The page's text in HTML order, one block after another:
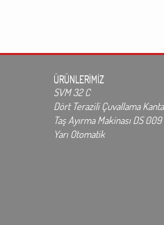
ÜRÜNLERİMİZ
SVM 32 C
Dört Terazili Çuvallama
Taş Ayırma Makinası DS 009
Yarı Otomatik